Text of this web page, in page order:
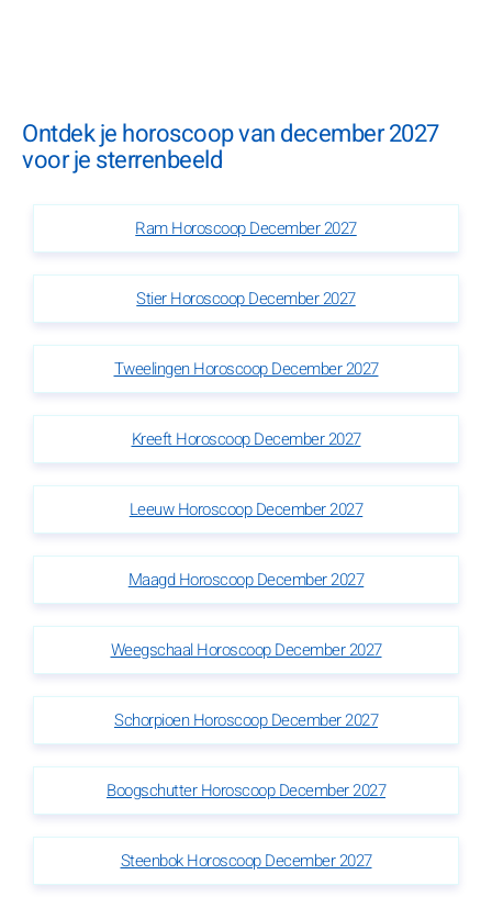
Ontdek je horoscoop van december 2027
voor je sterrenbeeld
Ram Horoscoop December 2027
Stier Horoscoop December 2027
Tweelingen Horoscoop December 2027
Kreeft Horoscoop December 2027
Leeuw Horoscoop December 2027
Maagd Horoscoop December 2027
Weegschaal Horoscoop December 2027
Schorpioen Horoscoop December 2027
Boogschutter Horoscoop December 2027
Steenbok Horoscoop December 2027